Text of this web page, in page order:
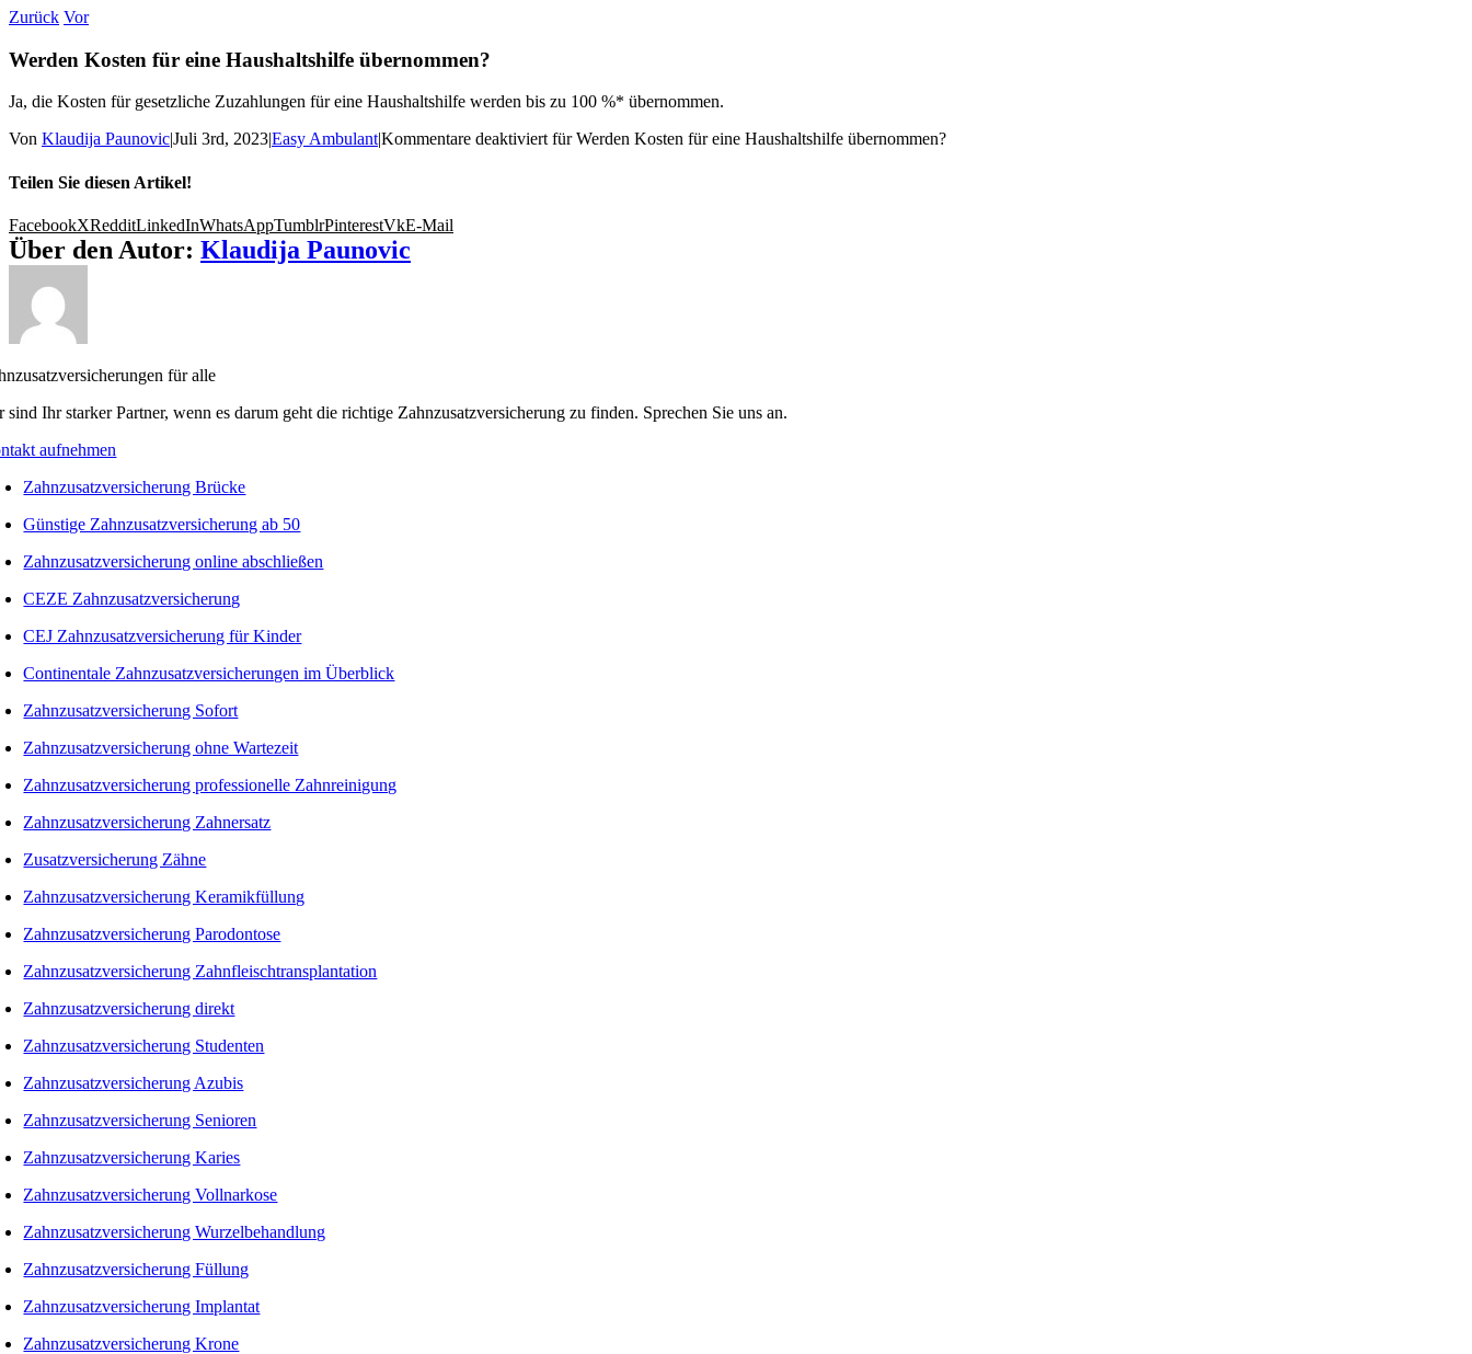
Zurück Vor
Werden Kosten für eine Haushaltshilfe übernommen?
Ja, die Kosten für gesetzliche Zuzahlungen für eine Haushaltshilfe werden bis zu 100 %* übernommen.
Von Klaudija Paunovic|Juli 3rd, 2023|Easy Ambulant|Kommentare deaktiviertfür Werden Kosten für eine Haushaltshilfe übernommen?
Teilen Sie diesen Artikel!
FacebookXRedditLinkedInWhatsAppTumblrPinterestVkE-Mail
Über den Autor: Klaudija Paunovic
für alle
sind Ihr starker Partner, wenn es darum geht die richtige Zahnzusatzversicherung zu finden. Sprechen Sie uns an.
aufnehmen
Zahnzusatzversicherung Brücke
Günstige Zahnzusatzversicherung ab 50
Zahnzusatzversicherung online abschließen
CEZE Zahnzusatzversicherung
CEJ Zahnzusatzversicherung für Kinder
Continentale Zahnzusatzversicherungen im Überblick
Zahnzusatzversicherung Sofort
Zahnzusatzversicherung ohne Wartezeit
Zahnzusatzversicherung professionelle Zahnreinigung
Zahnzusatzversicherung Zahnersatz
Zusatzversicherung Zähne
Zahnzusatzversicherung Keramikfüllung
Zahnzusatzversicherung Parodontose
Zahnzusatzversicherung Zahnfleischtransplantation
Zahnzusatzversicherung direkt
Zahnzusatzversicherung Studenten
Zahnzusatzversicherung Azubis
Zahnzusatzversicherung Senioren
Zahnzusatzversicherung Karies
Zahnzusatzversicherung Vollnarkose
Zahnzusatzversicherung Wurzelbehandlung
Zahnzusatzversicherung Füllung
Zahnzusatzversicherung Implantat
Zahnzusatzversicherung Krone